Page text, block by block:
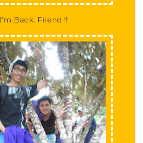
I'm Back, Friend !!